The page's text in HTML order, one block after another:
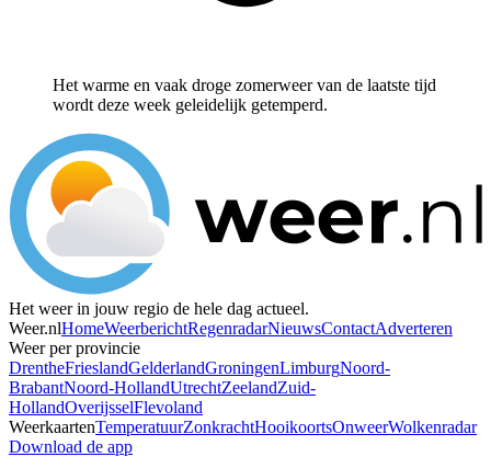
Het warme en vaak droge zomerweer van de laatste tijd
wordt deze week geleidelijk getemperd.
Het weer in jouw regio de hele dag actueel.
Weer.nlHomeWeerberichtRegenradarNieuwsContactAdverteren
Weer per provincie
DrentheFrieslandGelderlandGroningenLimburgNoord-
BrabantNoord-HollandUtrechtZeelandZuid-
HollandOverijsselFlevoland
WeerkaartenTemperatuurZonkrachtHooikoortsOnweerWolkenradar
Download de app